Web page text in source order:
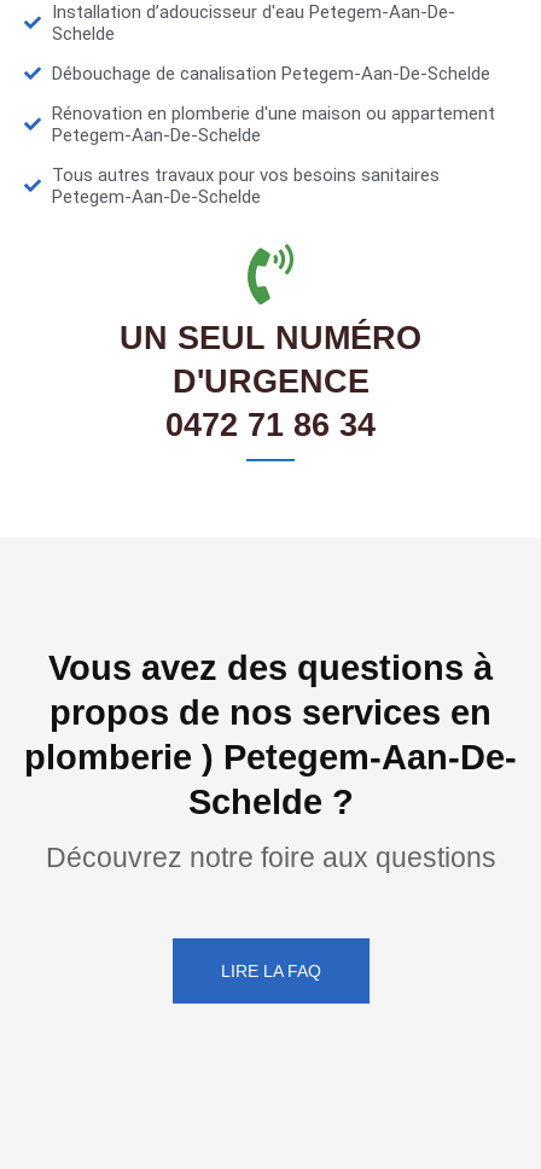
Installation d’adoucisseur d'eau Petegem-Aan-De-
Schelde
Débouchage de canalisation Petegem-Aan-De-Schelde
Rénovation en plomberie d'une maison ou appartement
Petegem-Aan-De-Schelde
Tous autres travaux pour vos besoins sanitaires
Petegem-Aan-De-Schelde
UN SEUL NUMÉRO
D'URGENCE
0472 71 86 34
Vous avez des questions à
propos de nos services en
plomberie ) Petegem-Aan-De-
Schelde ?
Découvrez notre foire aux questions
LIRE LA FAQ